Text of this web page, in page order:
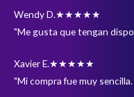
Wendy D.★★★★★
"Me gusta que tengan
Xavier E.★★★★★
"Mi compra fue muy